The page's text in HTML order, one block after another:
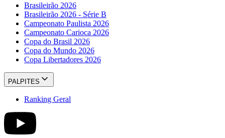
Brasileirão 2026
Brasileirão 2026 - Série B
Campeonato Paulista 2026
Campeonato Carioca 2026
Copa do Brasil 2026
Copa do Mundo 2026
Copa Libertadores 2026
PALPITES
Ranking Geral